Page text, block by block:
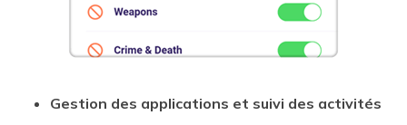
Gestion des applications et suivi des activités